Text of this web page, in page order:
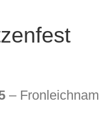
– Fronleichnam